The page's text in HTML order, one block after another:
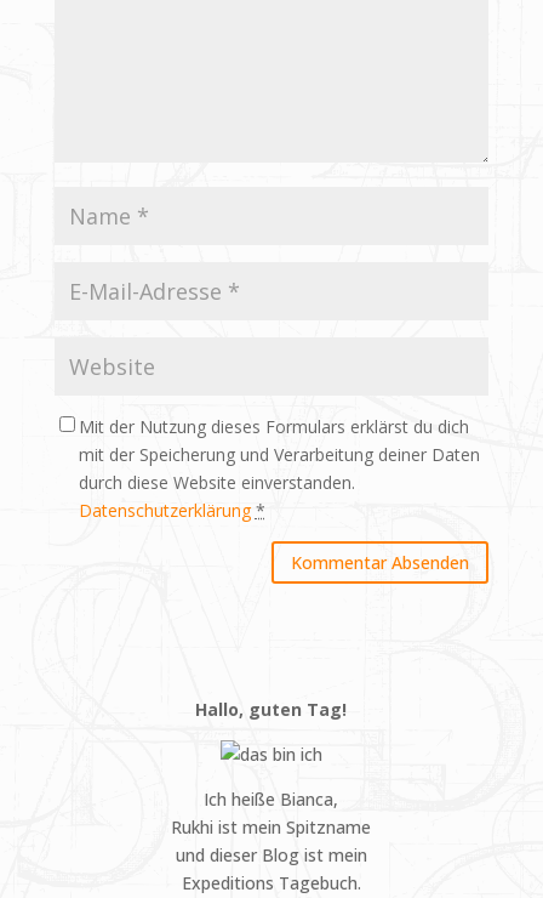
Mit der Nutzung dieses Formulars erklärst du dich
mit der Speicherung und Verarbeitung deiner Daten
durch diese Website einverstanden.
Datenschutzerklärung *
Hallo, guten Tag!
Ich heiße Bianca,
Rukhi ist mein Spitzname
und dieser Blog ist mein
Expeditions Tagebuch.